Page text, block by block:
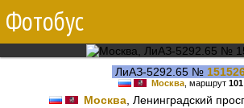
Фотобус
ЛиАЗ-5292.65 №
Москва, маршрут 101
Москва , Ленинградский